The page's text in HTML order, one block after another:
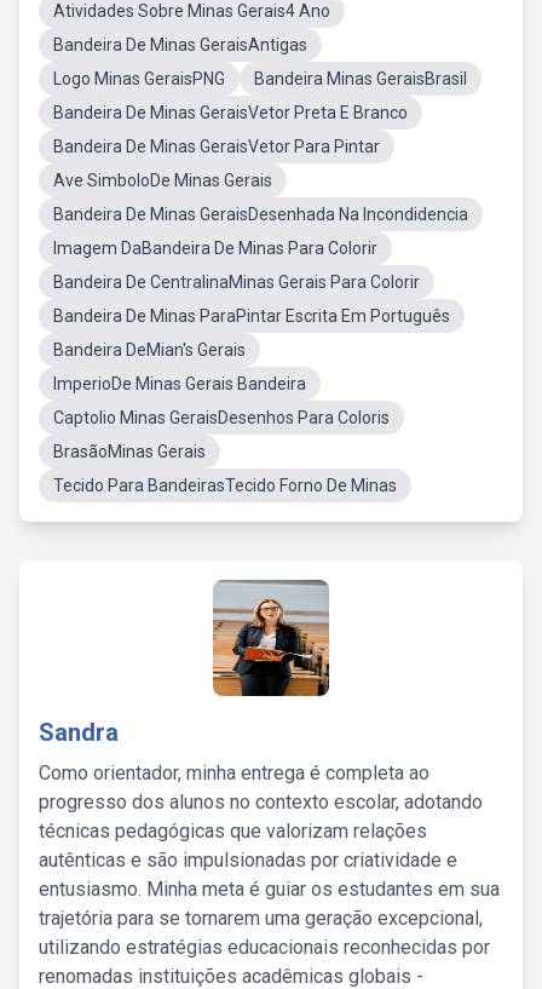
Atividades Sobre Minas Gerais4 Ano
Bandeira De Minas GeraisAntigas
Logo Minas GeraisPNG
Bandeira Minas GeraisBrasil
Bandeira De Minas GeraisVetor Preta E Branco
Bandeira De Minas GeraisVetor Para Pintar
Ave SimboloDe Minas Gerais
Bandeira De Minas GeraisDesenhada Na Incondidencia
Imagem DaBandeira De Minas Para Colorir
Bandeira De CentralinaMinas Gerais Para Colorir
Bandeira De Minas ParaPintar Escrita Em Português
Bandeira DeMian's Gerais
ImperioDe Minas Gerais Bandeira
Captolio Minas GeraisDesenhos Para Coloris
BrasãoMinas Gerais
Tecido Para BandeirasTecido Forno De Minas
Sandra
Como orientador, minha entrega é completa ao
progresso dos alunos no contexto escolar, adotando
técnicas pedagógicas que valorizam relações
autênticas e são impulsionadas por criatividade e
entusiasmo. Minha meta é guiar os estudantes em sua
trajetória para se tornarem uma geração excepcional,
utilizando estratégias educacionais reconhecidas por
renomadas instituições acadêmicas globais -